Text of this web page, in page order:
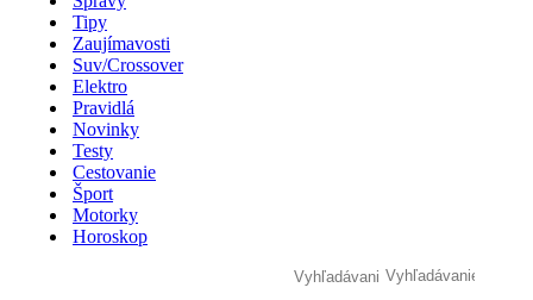
Tipy
Zaujímavosti
Suv/Crossover
Elektro
Pravidlá
Novinky
Testy
Cestovanie
Šport
Motorky
Horoskop